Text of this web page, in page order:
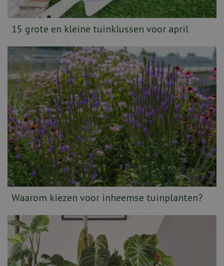
15 grote en kleine tuinklussen voor april
Waarom kiezen voor inheemse tuinplanten?